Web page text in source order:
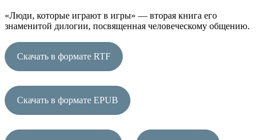
«Люди, которые играют в игры» — вторая книга его
знаменитой дилогии, посвященная человеческому общению.
Скачать в формате RTF
Скачать в формате EPUB